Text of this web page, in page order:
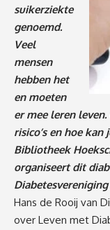
suikerziekte
genoemd.
Veel
mensen
hebben het
en moeten
er mee leren
risico’s en hoe kan
Bibliotheek
organiseert dit
Hans de Rooij van
over Leven met